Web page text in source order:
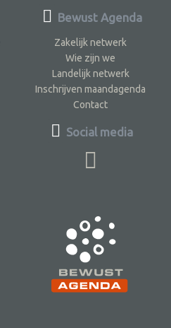
Bewust Agenda
Zakelijk netwerk
Wie zijn we
Landelijk netwerk
Inschrijven maandagenda
Contact
Social media